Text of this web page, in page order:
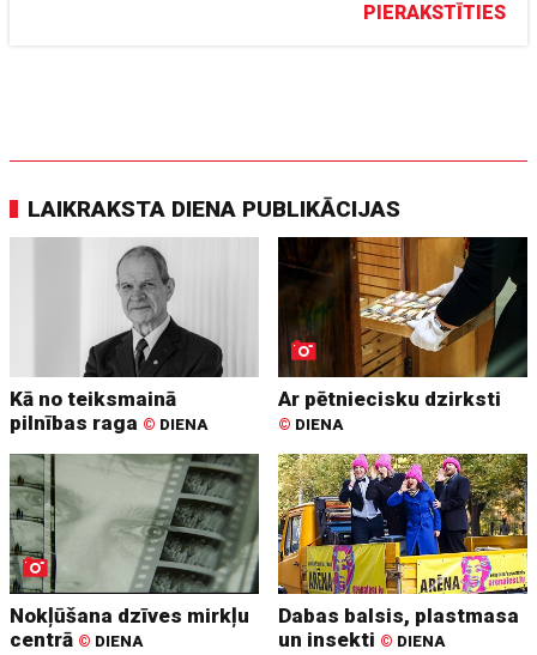
PIERAKSTĪTIES
LAIKRAKSTA DIENA PUBLIKĀCIJAS
Kā no teiksmainā
pilnības raga © DIENA
Ar pētniecisku dzirksti
© DIENA
Nokļūšana dzīves mirkļu
centrā © DIENA
Dabas balsis, plastmasa
un insekti © DIENA